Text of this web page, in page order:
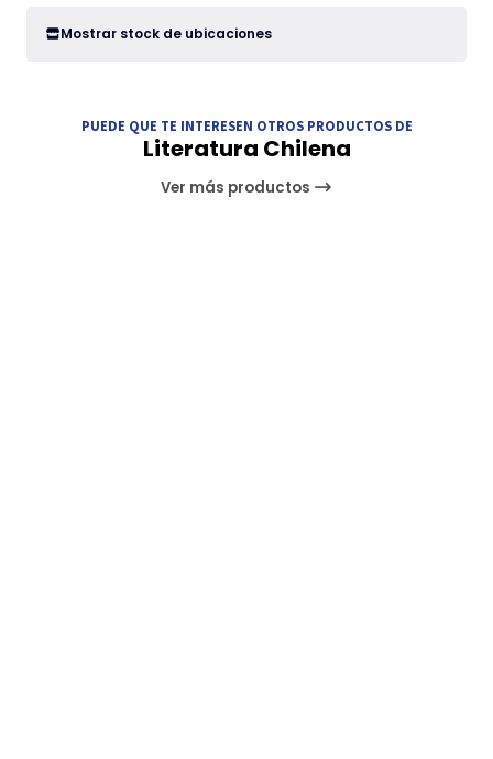
Mostrar stock de ubicaciones
PUEDE QUE TE INTERESEN OTROS PRODUCTOS DE
Literatura Chilena
Ver más productos